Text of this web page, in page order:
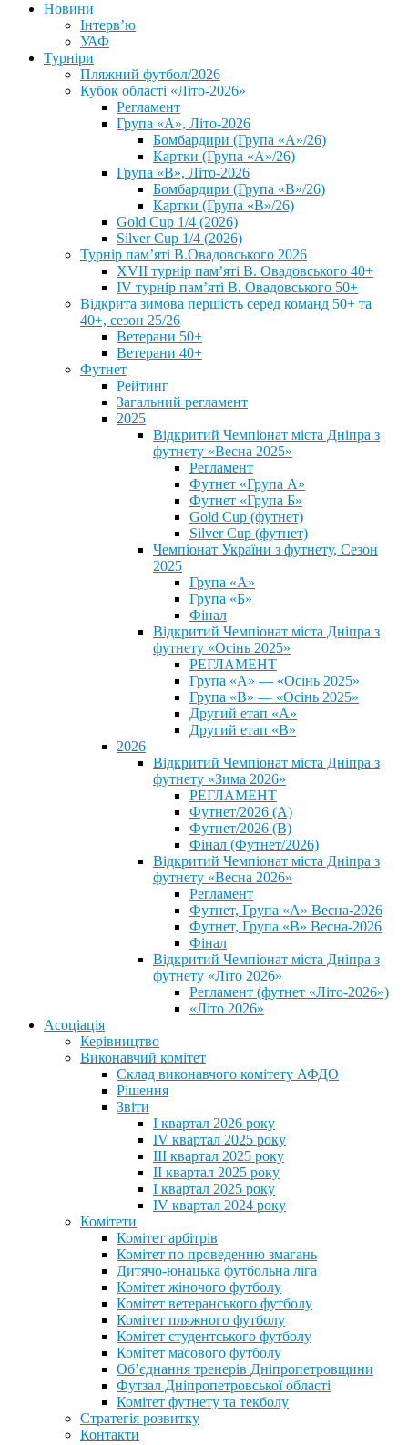
Новини
Інтерв’ю
УАФ
Турніри
Пляжний футбол/2026
Кубок області «Літо-2026»
Регламент
Група «А», Літо-2026
Бомбардири (Група «А»/26)
Картки (Група «А»/26)
Група «В», Літо-2026
Бомбардири (Група «В»/26)
Картки (Група «В»/26)
Gold Cup 1/4 (2026)
Silver Cup 1/4 (2026)
Турнір пам’яті В.Овадовського 2026
XVII турнір пам’яті В. Овадовського 40+
IV турнір пам’яті В. Овадовського 50+
Відкрита зимова першість серед команд 50+ та
40+, сезон 25/26
Ветерани 50+
Ветерани 40+
Футнет
Рейтинг
Загальний регламент
2025
Відкритий Чемпіонат міста Дніпра з
футнету «Весна 2025»
Регламент
Футнет «Група А»
Футнет «Група Б»
Gold Cup (футнет)
Silver Cup (футнет)
Чемпіонат України з футнету, Сезон
2025
Група «А»
Група «Б»
Фінал
Відкритий Чемпіонат міста Дніпра з
футнету «Осінь 2025»
РЕГЛАМЕНТ
Група «А» — «Осінь 2025»
Група «В» — «Осінь 2025»
Другий етап «А»
Другий етап «В»
2026
Відкритий Чемпіонат міста Дніпра з
футнету «Зима 2026»
РЕГЛАМЕНТ
Футнет/2026 (А)
Футнет/2026 (В)
Фінал (Футнет/2026)
Відкритий Чемпіонат міста Дніпра з
футнету «Весна 2026»
Регламент
Футнет, Група «А» Весна-2026
Футнет, Група «В» Весна-2026
Фінал
Відкритий Чемпіонат міста Дніпра з
футнету «Літо 2026»
Регламент (футнет «Літо-2026»)
«Літо 2026»
Асоціація
Керівництво
Виконавчий комітет
Склад виконавчого комітету АФДО
Рішення
Звіти
I квартал 2026 року
IV квартал 2025 року
III квартал 2025 року
II квартал 2025 року
I квартал 2025 року
IV квартал 2024 року
Комітети
Комітет арбітрів
Комітет по проведенню змагань
Дитячо-юнацька футбольна ліга
Комітет жіночого футболу
Комітет ветеранського футболу
Комітет пляжного футболу
Комітет студентського футболу
Комітет масового футболу
Обʼєднання тренерів Дніпропетровщини
Футзал Дніпропетровської області
Комітет футнету та текболу
Стратегія розвитку
Контакти